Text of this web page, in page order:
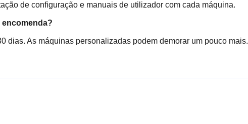
de configuração e manuais de utilizador com cada máquina.
encomenda?
dias. As máquinas personalizadas podem demorar um pouco mais.